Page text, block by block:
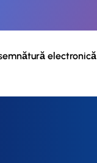
electronică